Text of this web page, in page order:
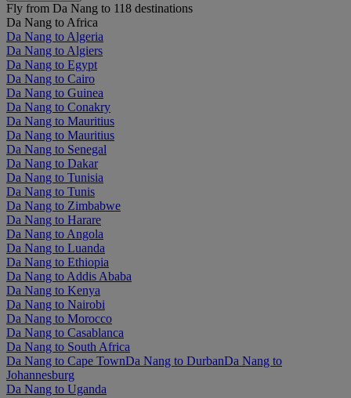
Fly from Da Nang to 118 destinations
Da Nang to Africa
Da Nang to Algeria
Da Nang to Algiers
Da Nang to Egypt
Da Nang to Cairo
Da Nang to Guinea
Da Nang to Conakry
Da Nang to Mauritius
Da Nang to Mauritius
Da Nang to Senegal
Da Nang to Dakar
Da Nang to Tunisia
Da Nang to Tunis
Da Nang to Zimbabwe
Da Nang to Harare
Da Nang to Angola
Da Nang to Luanda
Da Nang to Ethiopia
Da Nang to Addis Ababa
Da Nang to Kenya
Da Nang to Nairobi
Da Nang to Morocco
Da Nang to Casablanca
Da Nang to South Africa
Da Nang to Cape TownDa Nang to DurbanDa Nang to
Johannesburg
Da Nang to Uganda